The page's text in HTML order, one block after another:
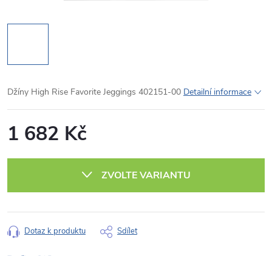
Džíny High Rise Favorite Jeggings 402151-00 Detailní informace
1 682 Kč
ZVOLTE VARIANTU
Dotaz k produktu Sdílet